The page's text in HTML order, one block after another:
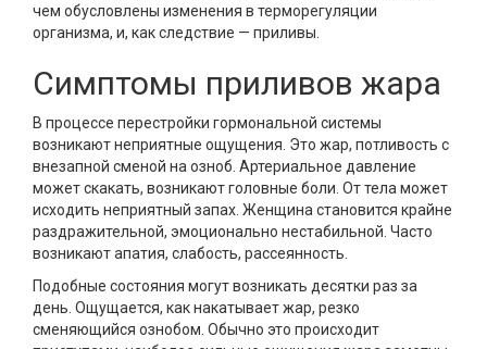
чем обусловлены изменения в терморегуляции
организма, и, как следствие — приливы.
Симптомы приливов жара
В процессе перестройки гормональной системы
возникают неприятные ощущения. Это жар, потливость с
внезапной сменой на озноб. Артериальное давление
может скакать, возникают головные боли. От тела может
исходить неприятный запах. Женщина становится крайне
раздражительной, эмоционально нестабильной. Часто
возникают апатия, слабость, рассеянность.
Подобные состояния могут возникать десятки раз за
день. Ощущается, как накатывает жар, резко
сменяющийся ознобом. Обычно это происходит